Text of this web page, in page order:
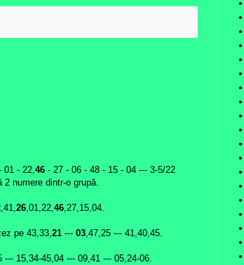
01 - 22,46 - 27 - 06 - 48 - 15 - 04 --- 3-5/22
numere dintr-o grupă.
,41,26,01,22,46,27,15,04.
pe 43,33,21 --- 03,47,25 --- 41,40,45.
15,34-45,04 --- 09,41 --- 05,24-06.